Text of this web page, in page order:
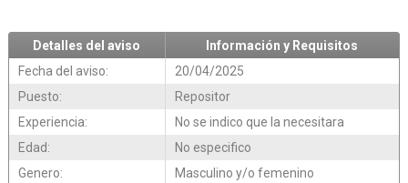
Detalles del aviso
Información y Requisitos
Fecha del aviso:
20/04/2025
Puesto:
Repositor
Experiencia:
No se indico que la necesitara
Edad:
No especifico
Genero:
Masculino y/o femenino